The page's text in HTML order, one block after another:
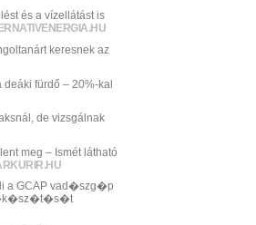
és a vízellátást is
keresnek az
deáki fürdő – 20%-kal
de vizsgálnak
meg – Ismét látható
a GCAP vad�szg�p